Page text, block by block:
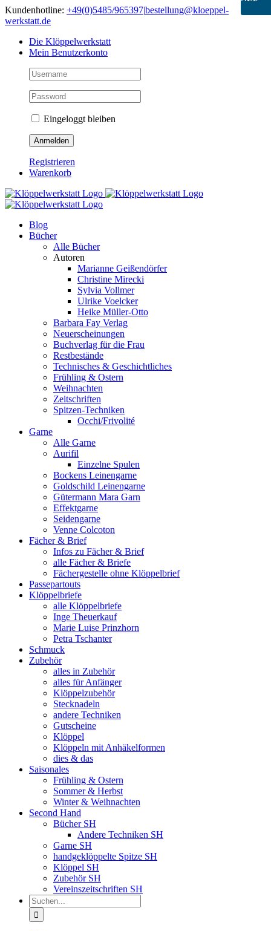
Skip
to
Kundenhotline: +49(0)5485/965397|bestellung@kloeppel-
werkstatt.de
Die Klöppelwerkstatt
Mein Benutzerkonto
Eingeloggt bleiben
Registrieren
Warenkorb
Blog
Bücher
Alle Bücher
Autoren
Marianne Geißendörfer
Christine Mirecki
Sylvia Vollmer
Ulrike Voelcker
Heike Müller-Otto
Barbara Fay Verlag
Neuerscheinungen
Buchverlag für die Frau
Restbestände
Technisches & Geschichtliches
Frühling & Ostern
Weihnachten
Zeitschriften
Spitzen-Techniken
Occhi/Frivolité
Garne
Alle Garne
Aurifil
Einzelne Spulen
Bockens Leinengarne
Goldschild Leinengarne
Gütermann Mara Garn
Effektgarne
Seidengarne
Venne Colcoton
Fächer & Brief
Infos zu Fächer & Brief
alle Fächer & Briefe
Fächergestelle ohne Klöppelbrief
Passepartouts
Klöppelbriefe
alle Klöppelbriefe
Inge Theuerkauf
Marie Luise Prinzhorn
Petra Tschanter
Schmuck
Zubehör
alles in Zubehör
alles für Anfänger
Klöppelzubehör
Stecknadeln
andere Techniken
Gutscheine
Klöppel
Klöppeln mit Anhäkelformen
dies & das
Saisonales
Frühling & Ostern
Sommer & Herbst
Winter & Weihnachten
Second Hand
Bücher SH
Andere Techniken SH
Garne SH
handgeklöppelte Spitze SH
Klöppel SH
Zubehör SH
Vereinszeitschriften SH
Suche
nach: